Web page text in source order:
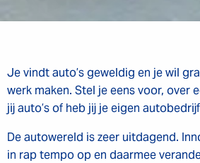
Je vindt auto’s geweldig en je wil
werk maken. Stel je eens voor, over
jij auto’s of heb jij je eigen
De autowereld is zeer uitdagend.
in rap tempo op en daarmee